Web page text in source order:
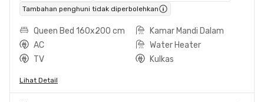
Tambahan penghuni tidak diperbolehkan
Queen Bed 160x200 cm
Kamar Mandi Dalam
AC
Water Heater
TV
Kulkas
Lihat Detail